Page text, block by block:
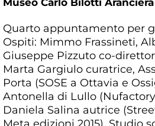
Museo Carlo Bilotti
Quarto appuntamento per
Ospiti: Mimmo Frassineti,
Giuseppe Pizzuto co-
Marta Gargiulo curatrice,
Porta (SOSE a Ottavia e
Antonella di Lullo
Daniela Salina autrice
Meta edizioni 2015), Studio